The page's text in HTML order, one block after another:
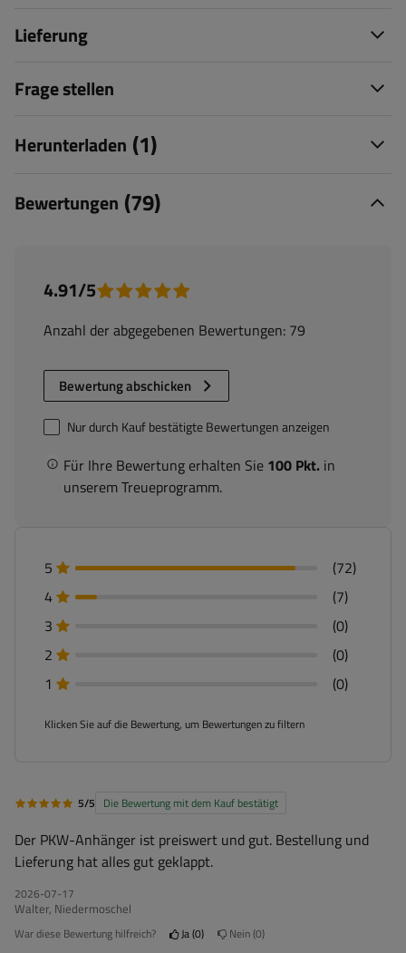
Lieferung
Frage stellen
Herunterladen (1)
Bewertungen (79)
4.91/5
Anzahl der abgegebenen Bewertungen: 79
Bewertung abschicken
Für Ihre Bewertung erhalten Sie 100 Pkt. in
unserem Treueprogramm.
Nur durch Kauf bestätigte Bewertungen anzeigen
5
(72)
4
(7)
3
(0)
2
(0)
1
(0)
Klicken Sie auf die Bewertung, um Bewertungen zu filtern
5/5 Die Bewertung mit dem Kauf bestätigt
Der PKW-Anhänger ist preiswert und gut. Bestellung und
Lieferung hat alles gut geklappt.
2026-07-17
Walter, Niedermoschel
War diese Bewertung hilfreich? Ja 0 Nein 0